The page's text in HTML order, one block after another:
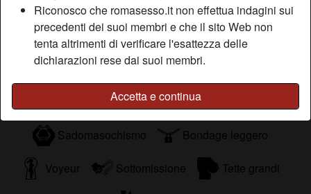
Riconosco che romasesso.it non effettua indagini sui
precedenti dei suoi membri e che il sito Web non
tenta altrimenti di verificare l'esattezza delle
dichiarazioni rese dai suoi membri.
Accetta e continua
Tags
Orali Roleplay Guardare porno
Mature Gola profonda
Sadomasochismo Bondage leggero
Voyeur Sottomissione Tette grandi